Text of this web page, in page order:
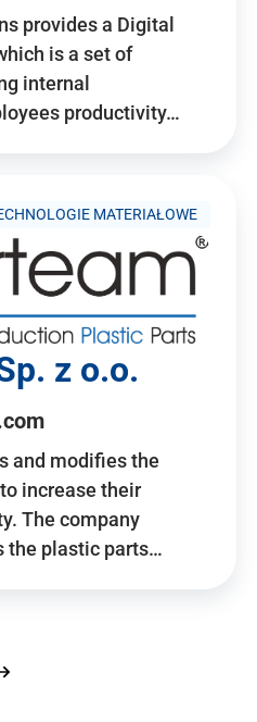
provides a Digital
is a set of
internal
productivity…
MATERIAŁOWE
z o.o.
and modifies the
increase their
The company
the plastic parts…